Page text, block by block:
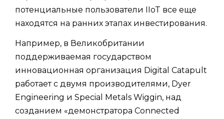
потенциальные пользователи IIoT все еще
находятся на ранних этапах инвестирования.
Например, в Великобритании
поддерживаемая государством
инновационная организация Digital Catapult
работает с двумя производителями, Dyer
Engineering и Special Metals Wiggin, над
созданием «демонстратора Connected